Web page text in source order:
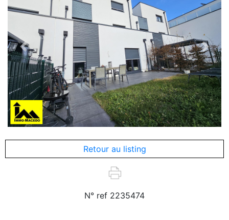
Previous Next
Retour au listing
N° ref 2235474